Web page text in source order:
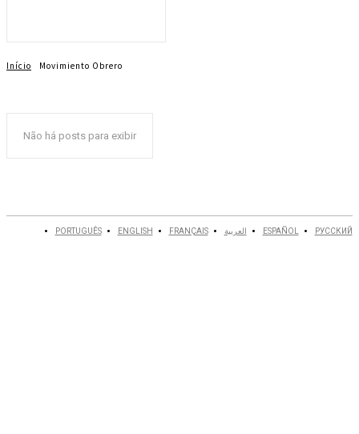
Não há posts para exibir
Início Movimiento Obrero
PORTUGUÊS ENGLISH FRANÇAIS العربية ESPAÑOL РУССКИЙ